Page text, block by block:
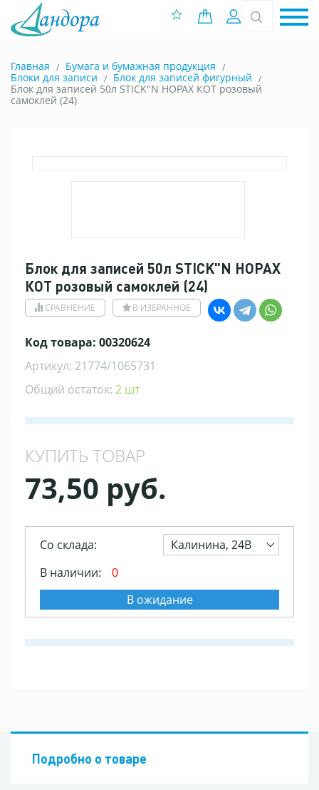
0 позиций
Вход
Главная
Бумага и бумажная продукция
Блоки для записи
Блок для записей фигурный
Блок для записей 50л STICK"N HOPAX КОТ розовый
самоклей (24)
Блок для записей 50л STICK"N HOPAX
КОТ розовый самоклей (24)
СРАВНЕНИЕ В ИЗБРАННОЕ
Код товара: 00320624
Артикул: 21774/1065731
Общий остаток: 2 шт
КУПИТЬ ТОВАР
73,50 руб.
Со склада:
Калинина, 24В
В наличии:
0
В ожидание
Подробно о товаре